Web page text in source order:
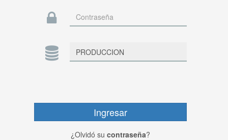
¿Olvidó su contraseña?